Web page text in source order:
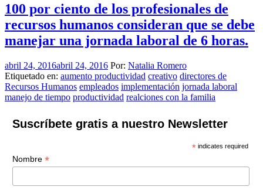
100 por ciento de los profesionales de
recursos humanos consideran que se debe
manejar una jornada laboral de 6 horas.
abril 24, 2016abril 24, 2016 Por: Natalia Romero
Etiquetado en: aumento productividad creativo directores de
Recursos Humanos empleados implementación jornada laboral
manejo de tiempo productividad realciones con la familia
Suscríbete gratis a nuestro Newsletter
* indicates required
Nombre *